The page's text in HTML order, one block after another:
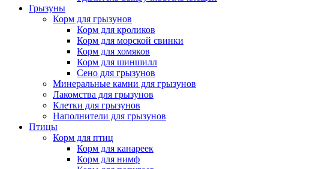
Грызуны
Корм для грызунов
Корм для кроликов
Корм для морской свинки
Корм для хомяков
Корм для шиншилл
Сено для грызунов
Минеральные камни для грызунов
Лакомства для грызунов
Клетки для грызунов
Наполнители для грызунов
Птицы
Корм для птиц
Корм для канареек
Корм для нимф